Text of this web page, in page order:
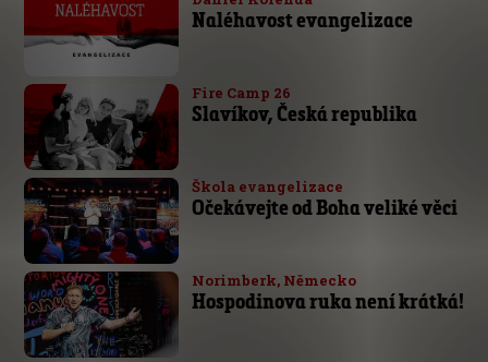
Naléhavost evangelizace
Fire Camp 26
Slavíkov, Česká republika
Škola evangelizace
Očekávejte od Boha veliké věci
Norimberk, Německo
Hospodinova ruka není krátká!